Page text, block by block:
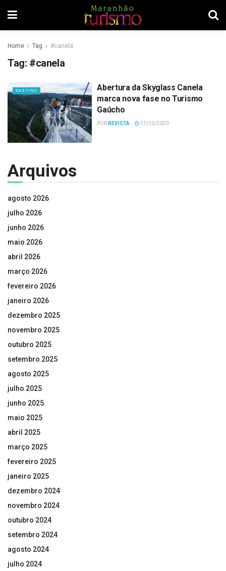
Home Tag #canela
Tag: #canela
DESTINO
Abertura da Skyglass Canela
marca nova fase no Turismo
Gaúcho
POR REVISTA 17/12/2020
Arquivos
agosto 2026
julho 2026
junho 2026
maio 2026
abril 2026
março 2026
fevereiro 2026
janeiro 2026
dezembro 2025
novembro 2025
outubro 2025
setembro 2025
agosto 2025
julho 2025
junho 2025
maio 2025
abril 2025
março 2025
fevereiro 2025
janeiro 2025
dezembro 2024
novembro 2024
outubro 2024
setembro 2024
agosto 2024
julho 2024